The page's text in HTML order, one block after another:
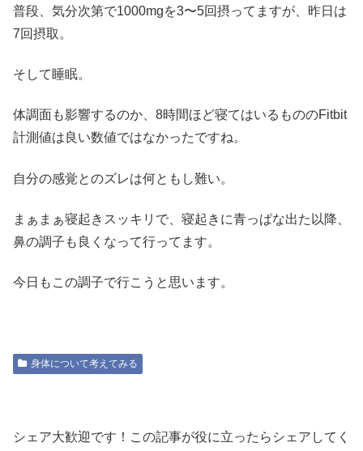
普段、気分次第で1000mgを3〜5回摂ってますが、昨日は
7回摂取。
そして睡眠。
体調面も影響するのか、8時間ほど寝てはいるもののFitbit
計測値は良い数値ではなかったですね。
自分の感覚とのズレは何ともし難い。
まぁまぁ寝起きスッキリで、寝起きに青っぱな出た以降、
鼻の調子も良くなって行ってます。
今日もこの調子で行こうと思います。
身体について考えてみる
シェア大歓迎です！この記事が役に立ったらシェアしてく